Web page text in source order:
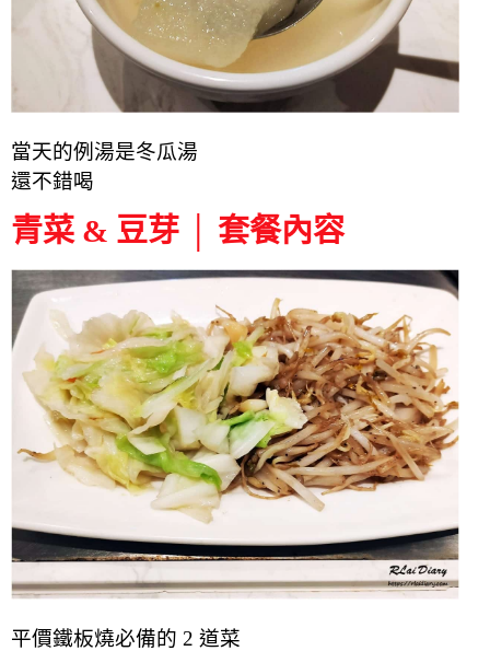
當天的例湯是冬瓜湯
還不錯喝
青菜 & 豆芽 │ 套餐內容
平價鐵板燒必備的 2 道菜